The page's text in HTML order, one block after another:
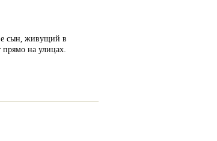
сын, живущий в
прямо на улицах.